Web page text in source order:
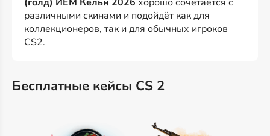
различными скинами и подойдёт как для
коллекционеров, так и для обычных игроков
CS2.
Бесплатные кейсы CS 2